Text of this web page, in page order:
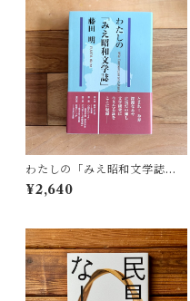
わたしの「みえ昭和文学誌」 |
藤田 明
¥2,640